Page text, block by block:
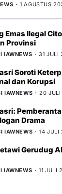
1 AGUSTUS
Emas Ilegal
Provinsi
IAWNEWS 31 JULI
Soroti
dan Korupsi
IAWNEWS 20
Drama
IAWNEWS 14 JULI
Gerudug
IAWNEWS 11 JULI